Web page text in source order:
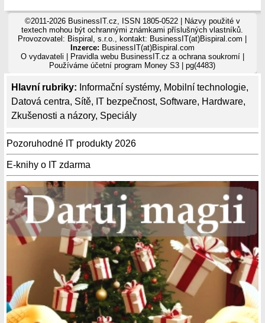
Hlavní rubriky: Informační systémy, Mobilní technologie,
Datová centra, Sítě, IT bezpečnost, Software, Hardware,
Zkušenosti a názory, Speciály
Pozoruhodné IT produkty 2026
E-knihy o IT zdarma
©2011-2026 BusinessIT.cz, ISSN 1805-0522 | Názvy použité v
textech mohou být ochrannými známkami příslušných vlastníků.
Provozovatel: Bispiral, s.r.o., kontakt: BusinessIT(at)Bispiral.com |
Inzerce: BusinessIT(at)Bispiral.com
O vydavateli
Pravidla webu BusinessIT.cz a ochrana soukromí|
Používámeúčetní program Money S3 | pg(4483)